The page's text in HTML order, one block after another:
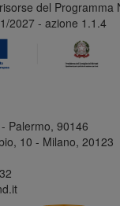
del Programma
2027 - azione 1.1.4
Palermo, 90146
10 - Milano, 20123